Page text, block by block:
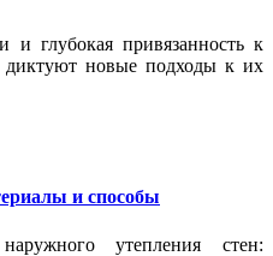
глубокая привязанность к
диктуют новые подходы к их
и способы
утепления стен: